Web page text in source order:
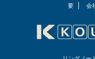
要
会